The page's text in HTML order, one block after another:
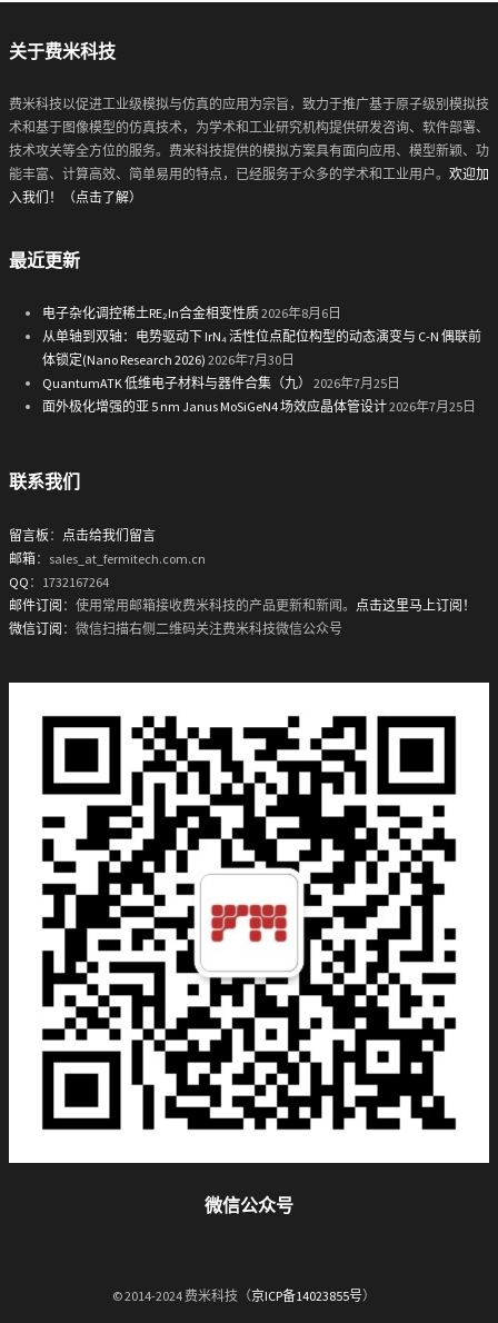
关于费米科技
费米科技以促进工业级模拟与仿真的应用为宗旨，致力于推广基于原子级别模拟技
术和基于图像模型的仿真技术，为学术和工业研究机构提供研发咨询、软件部署、
技术攻关等全方位的服务。费米科技提供的模拟方案具有面向应用、模型新颖、功
能丰富、计算高效、简单易用的特点，已经服务于众多的学术和工业用户。 欢迎加
入我们！（点击了解）
最近更新
电子杂化调控稀土RE₂In合金相变性质2026年8月6日
从单轴到双轴：电势驱动下 IrN₄ 活性位点配位构型的动态演变与 C-N 偶联前
体锁定(Nano Research 2026) 2026年7月30日
QuantumATK 低维电子材料与器件合集（九）
2026年7月25日
面外极化增强的亚 5 nm Janus MoSiGeN4 场效应晶体管设计2026年7月25日
联系我们
留言板 ： 点击给我们留言
邮箱：sales_at_fermitech.com.cn
QQ ：1732167264
邮件订阅 ：使用常用邮箱接收费米科技的产品更新和新闻。 点击这里马上订阅！
微信订阅 ：微信扫描右侧二维码关注费米科技微信公众号
微信公众号
© 2014-2024 费米科技（京ICP备14023855号）